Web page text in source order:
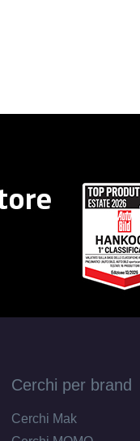
Cerchi per brand
Cerchi Mak